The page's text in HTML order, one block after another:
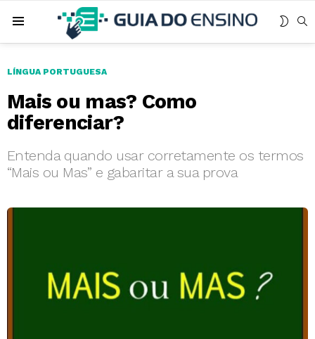
LÍNGUA PORTUGUESA
Mais ou mas? Como
diferenciar?
Entenda quando usar corretamente os termos
“Mais ou Mas” e gabaritar a sua prova